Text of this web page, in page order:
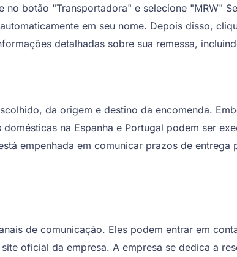
botão "Transportadora" e selecione "MRW"
em seu nome. Depois disso,
detalhadas sobre sua remessa,
da origem e destino da encomenda.
na Espanha e Portugal podem ser
empenhada em comunicar prazos de entrega
de comunicação. Eles podem entrar em
oficial da empresa. A empresa se dedica a